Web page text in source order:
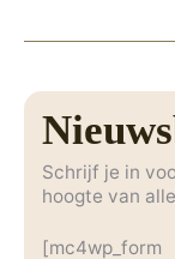
Schrijf je in
hoogte van